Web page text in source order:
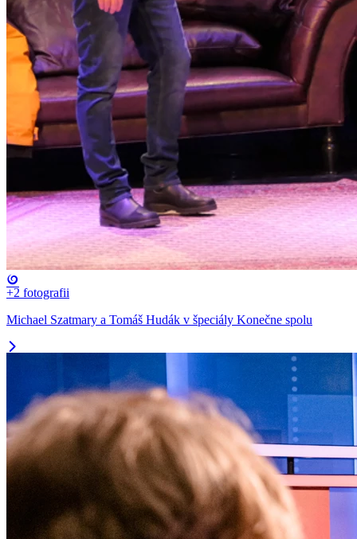
+2 fotografii
Michael Szatmary a Tomáš Hudák v špeciály Konečne spolu